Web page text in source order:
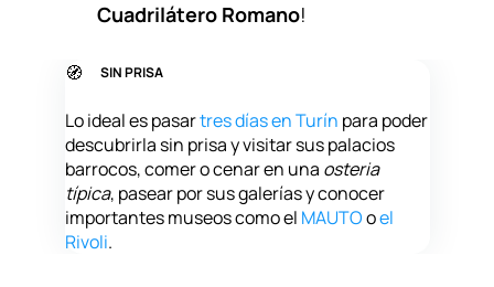
Cuadrilátero Romano!
🧭 SIN PRISA
Lo ideal es pasartres días en Turín para poder
descubrirla sin prisa y visitar sus palacios
barrocos, comer o cenar en una osteria
típica, pasear por sus galerías y conocer
importantes museos como el MAUTOoel
Rivoli.